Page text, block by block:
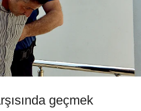
geçmek